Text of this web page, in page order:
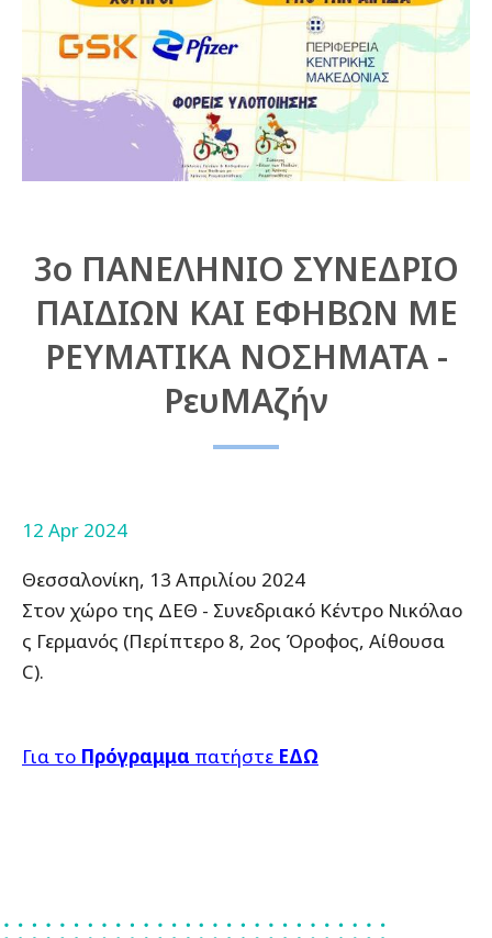
3ο ΠΑΝΕΛΗΝΙΟ ΣΥΝΕΔΡΙΟ
ΠΑΙΔΙΩΝ ΚΑΙ ΕΦΗΒΩΝ ΜΕ
ΡΕΥΜΑΤΙΚΑ ΝΟΣΗΜΑΤΑ -
ΡευΜΑζήν
12 Apr 2024
Θεσσαλονίκη, 13 Απριλίου 2024
Στον χώρο της ΔΕΘ - Συνεδριακό Κέντρο Νικόλαο
ς Γερμανός (Περίπτερο 8, 2ος Όροφος, Αίθουσα
C).
Για το Πρόγραμμα πατήστε ΕΔΩ